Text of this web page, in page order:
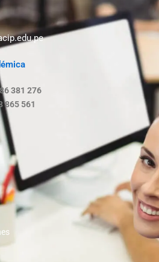
381 276
865 561